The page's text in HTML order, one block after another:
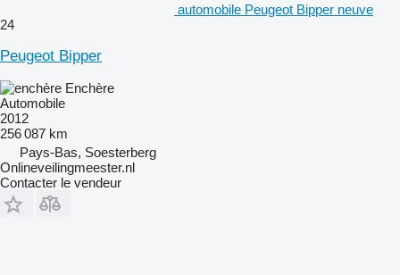
automobile Peugeot Bipper neuve
24
Peugeot Bipper
Enchère
Automobile
2012
256 087 km
Pays-Bas, Soesterberg
Onlineveilingmeester.nl
Contacter le vendeur